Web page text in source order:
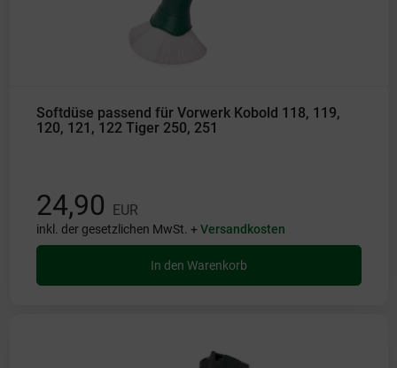
Softdüse passend für Vorwerk Kobold 118, 119,
120, 121, 122 Tiger 250, 251
24,90 EUR
inkl. der gesetzlichen MwSt. +Versandkosten
In den Warenkorb